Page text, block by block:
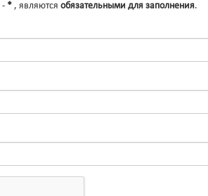
- * , являются обязательными для заполнения.